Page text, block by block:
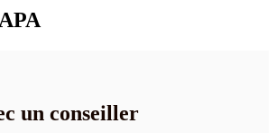
un conseiller